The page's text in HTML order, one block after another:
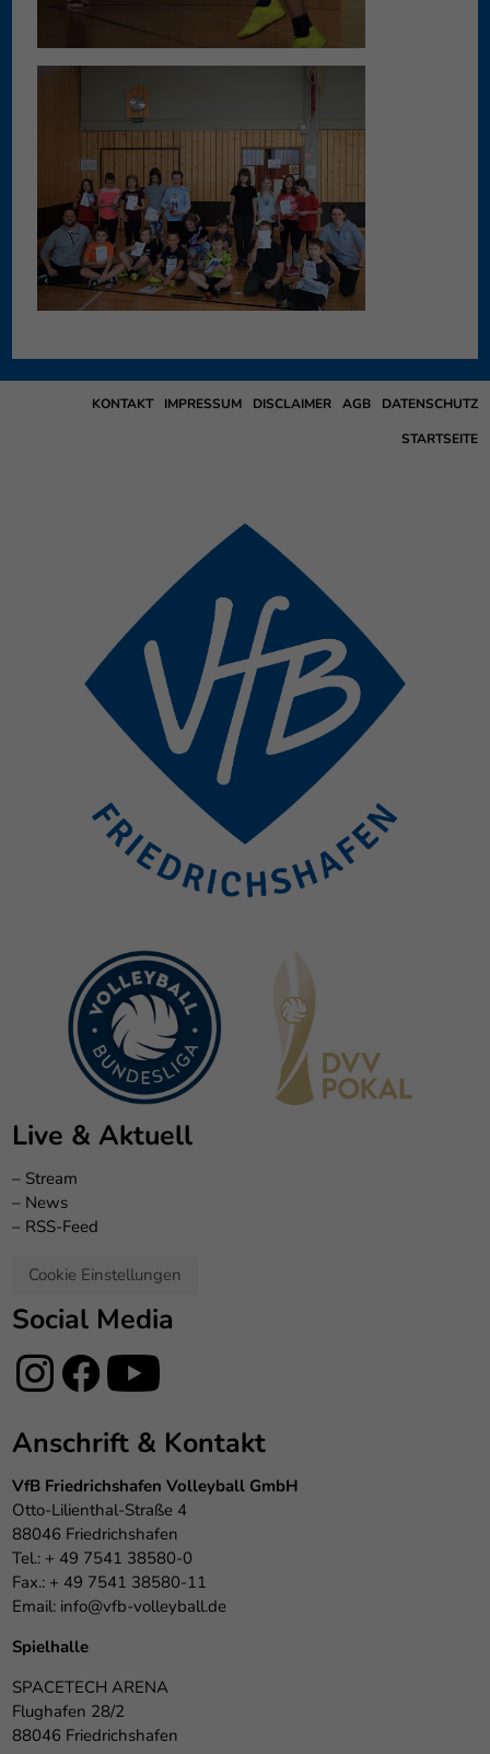
DATENSCHUTZ
AGB
DISCLAIMER
IMPRESSUM
KONTAKT
STARTSEITE
Live & Aktuell
– Stream
– News
– RSS-Feed
Cookie Einstellungen
Social Media
Anschrift & Kontakt
VfB Friedrichshafen Volleyball GmbH
Otto-Lilienthal-Straße 4
88046 Friedrichshafen
Tel.: + 49 7541 38580-0
Fax.: + 49 7541 38580-11
Email: info@vfb-volleyball.de
Spielhalle
SPACETECH ARENA
Flughafen 28/2
88046 Friedrichshafen